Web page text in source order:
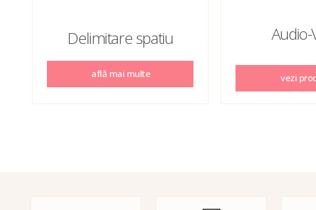
Delimitare spatiu
află mai multe
Audio-
vezi